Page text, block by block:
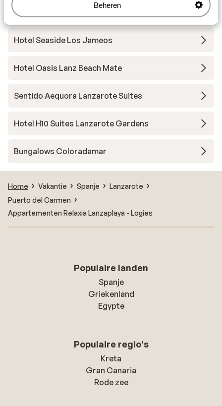
Beheren
Hotel Princesa Yaiza Suite Hotel Resort
Hotel Seaside Los Jameos
Hotel Oasis Lanz Beach Mate
Sentido Aequora Lanzarote Suites
Hotel H10 Suites Lanzarote Gardens
Bungalows Coloradamar
Home Vakantie Spanje
Lanzarote
Puerto del Carmen
Appartementen Relaxia Lanzaplaya - Logies
Populaire landen
Spanje
Griekenland
Egypte
Populaire regio's
Kreta
Gran Canaria
Rode zee